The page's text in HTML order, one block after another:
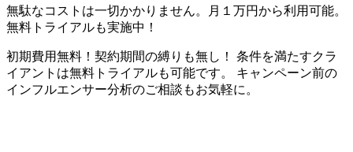
無駄なコストは一切かかりません。月１万円から利用可能。
無料トライアルも実施中！
初期費用無料！契約期間の縛りも無し！ 条件を満たすクラ
イアントは無料トライアルも可能です。 キャンペーン前の
インフルエンサー分析のご相談もお気軽に。